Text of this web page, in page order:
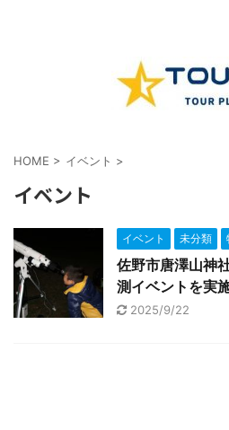
HOME > イベント >
イベント
イベント 未分類
佐野市唐澤山神
測イベントを実
2025/9/22